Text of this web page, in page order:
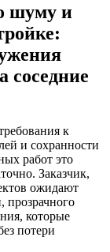
шуму и
соседние
к
и сохранности
работ это
Заказчик,
ожидают
которые
потери